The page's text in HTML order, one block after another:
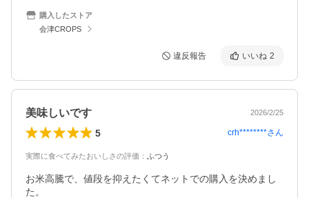
購入したストア
会津CROPS
違反報告 いいね 2
美味しいです 2026/2/25
5 crh********さん
実際に食べてみたおいしさの評価 ： ふつう
お米高騰で、値段を抑えたくてネットでの購入を決めまし
た。